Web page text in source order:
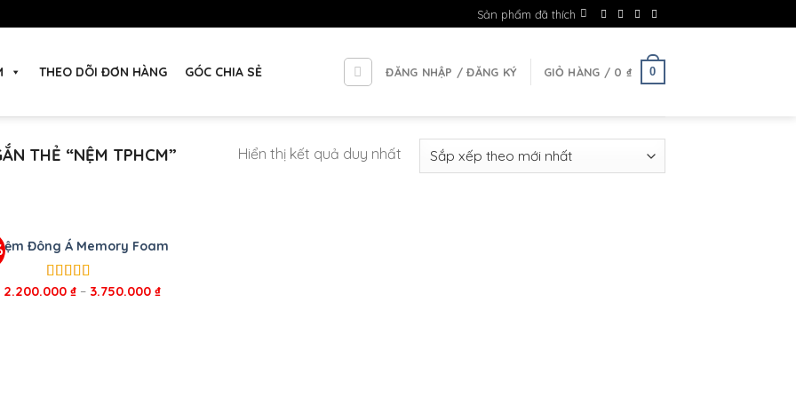
Sản phẩm đã thích
THEO DÕI ĐƠN HÀNG GÓC CHIA SẺ ĐĂNG NHẬP / ĐĂNG KÝ GIỎ HÀNG / 0 ₫ 0
THẺ “NỆM TPHCM” Hiển thị kết quả duy nhất
Đông Á Memory Foam
Được xếp
2.200.000 ₫– 3.750.000 ₫